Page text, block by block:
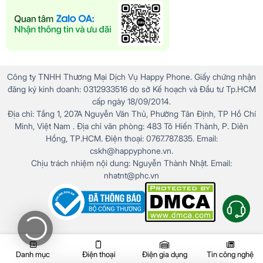
Danh mục Điện thoại Điện gia dụng Tin công nghệ
Samsung Galaxy A06 5G là khoản đầu tư thông
minh với hiệu năng ổn, kết nối 5G, thiết kế bền bỉ và
hỗ trợ phần mềm dài hạn từ Samsung (2 năm cập
nhật Android, 4 năm bảo mật). Mặt lưng nhựa và
màn hình cứng cáp giúp máy bền, dễ lau sạch. Pin
5000mAh dùng lâu, tiết kiệm chi phí. Hệ sinh thái
Samsung với Knox và Galaxy Store mang lại trải
nghiệm mượt mà. Bảo hành chính hãng 12 tháng
đảm bảo yên tâm. Tính năng này mang lại
sử dụng
Công ty TNHH Thương Mại Dịch Vụ Happy Phone. Giấy chứng nhận
đăng ký kinh doanh: 0312933516 do sở Kế hoạch và Đầu tư Tp.HCM
cấp ngày 18/09/2014.
Địa chỉ: Tầng 1, 207A Nguyễn Văn Thủ, Phường Tân Định, TP Hồ Chí
Minh, Việt Nam . Địa chỉ văn phòng: 483 Tô Hiến Thành, P. Diên
Hồng, TP.HCM. Điện thoại: 0767.787.835. Email:
cskh@happyphone.vn.
Chịu trách nhiệm nội dung: Nguyễn Thành Nhật. Email:
nhatnt@phc.vn